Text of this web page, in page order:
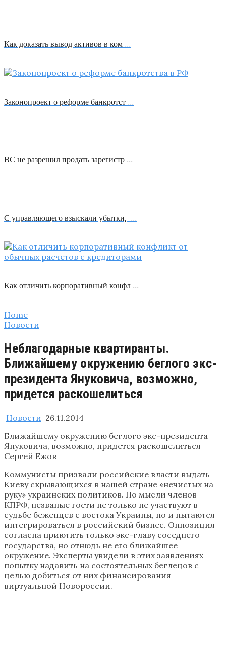
Как доказать вывод активов в ком …
Законопроект о реформе банкротст …
ВС не разрешил продать зарегистр …
С управляющего взыскали убытки, …
Как отличить корпоративный конфл …
Home
Новости
Неблагодарные квартиранты.
Ближайшему окружению беглого экс-
президента Януковича, возможно,
придется раскошелиться
Новости 26.11.2014
Ближайшему окружению беглого экс-президента
Януковича, возможно, придется раскошелиться
Сергей Ежов
Коммунисты призвали российские власти выдать
Киеву скрывающихся в нашей стране «нечистых на
руку» украинских политиков. По мысли членов
КПРФ, незваные гости не только не участвуют в
судьбе беженцев с востока Украины, но и пытаются
интегрироваться в российский бизнес. Оппозиция
согласна приютить только экс-главу соседнего
государства, но отнюдь не его ближайшее
окружение. Эксперты увидели в этих заявлениях
попытку надавить на состоятельных беглецов с
целью добиться от них финансирования
виртуальной Новороссии.